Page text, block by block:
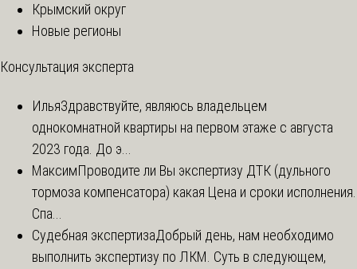
Крымский округ
Новые регионы
Консультация эксперта
ИльяЗдравствуйте, являюсь владельцем
однокомнатной квартиры на первом этаже с августа
2023 года. До э...
МаксимПроводите ли Вы экспертизу ДТК (дульного
тормоза компенсатора) какая Цена и сроки исполнения.
Спа...
Судебная экспертизаДобрый день, нам необходимо
выполнить экспертизу по ЛКМ. Суть в следующем,